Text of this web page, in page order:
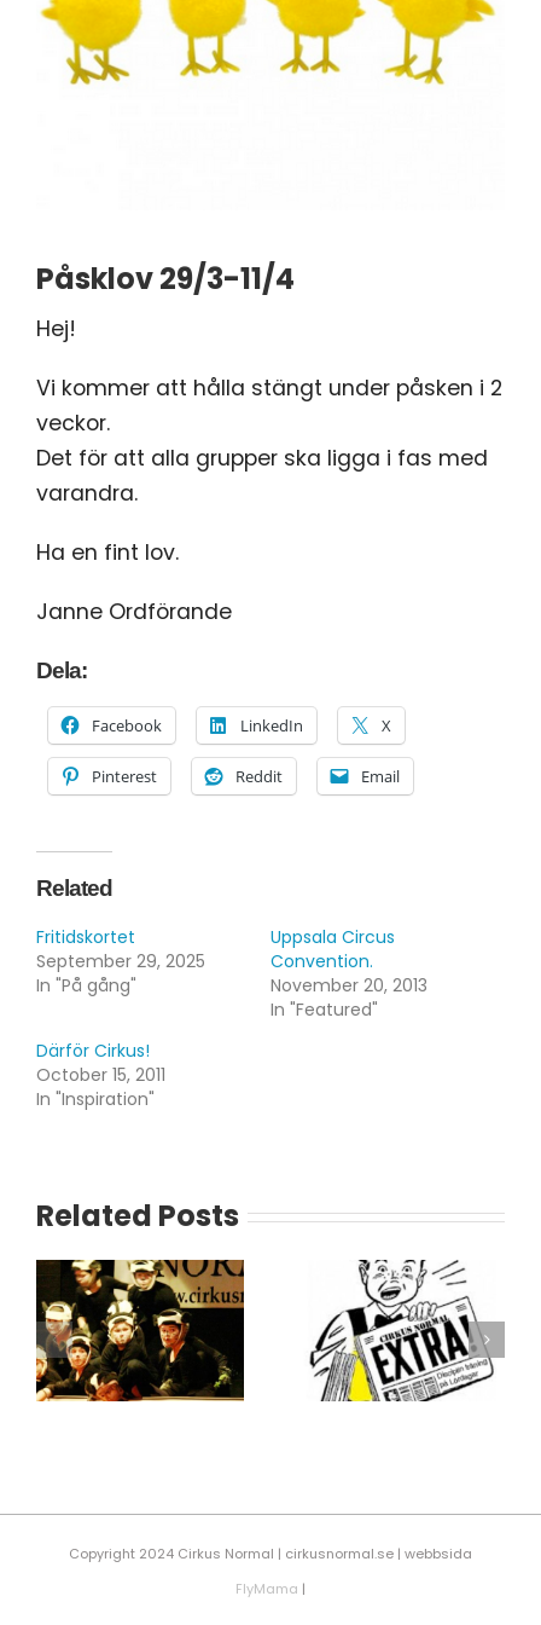
Påsklov 29/3-11/4
Hej!
Vi kommer att hålla stängt under påsken i 2
veckor.
Det för att alla grupper ska ligga i fas med
varandra.
Ha en fint lov.
Janne Ordförande
Dela:
Facebook LinkedIn X
Pinterest Reddit Email
Related
Fritidskortet
September 29, 2025
In "På gång"
Uppsala Circus
Convention.
November 20, 2013
In "Featured"
Därför Cirkus!
October 15, 2011
In "Inspiration"
Related Posts
Copyright 2024 Cirkus Normal | cirkusnormal.se | webbsida
FlyMama |